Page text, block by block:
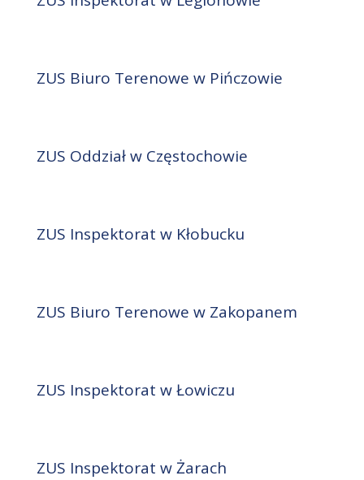
ZUS Biuro Terenowe w Pińczowie
ZUS Oddział w Częstochowie
ZUS Inspektorat w Kłobucku
ZUS Biuro Terenowe w Zakopanem
ZUS Inspektorat w Łowiczu
ZUS Inspektorat w Żarach